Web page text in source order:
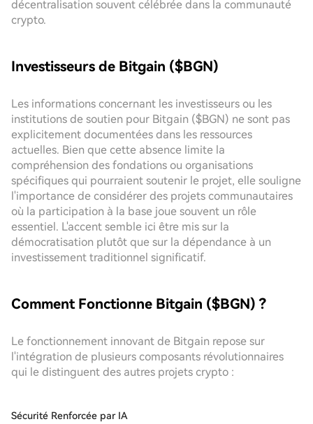
décentralisation souvent célébrée dans la communauté
crypto.
Investisseurs de Bitgain ($BGN)
Les informations concernant les investisseurs ou les
institutions de soutien pour Bitgain ($BGN) ne sont pas
explicitement documentées dans les ressources
actuelles. Bien que cette absence limite la
compréhension des fondations ou organisations
spécifiques qui pourraient soutenir le projet, elle souligne
l'importance de considérer des projets communautaires
où la participation à la base joue souvent un rôle
essentiel. L'accent semble ici être mis sur la
démocratisation plutôt que sur la dépendance à un
investissement traditionnel significatif.
Comment Fonctionne Bitgain ($BGN) ?
Le fonctionnement innovant de Bitgain repose sur
l'intégration de plusieurs composants révolutionnaires
qui le distinguent des autres projets crypto :
Sécurité Renforcée par IA